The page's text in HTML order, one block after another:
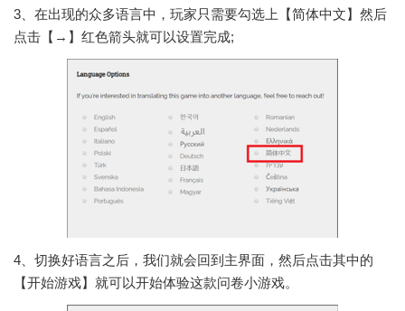
3、在出现的众多语言中，玩家只需要勾选上【简体中文】然后
点击【→】红色箭头就可以设置完成;
4、切换好语言之后，我们就会回到主界面，然后点击其中的
【开始游戏】就可以开始体验这款问卷小游戏。